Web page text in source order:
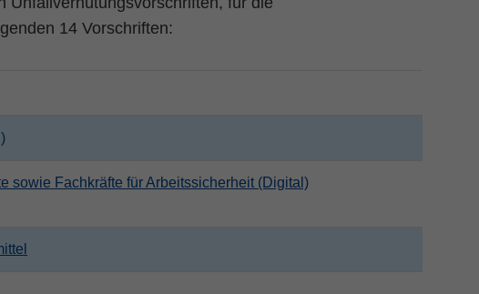
14 Vorschriften:
sowie Fachkräfte für Arbeitssicherheit (Digital)
derer